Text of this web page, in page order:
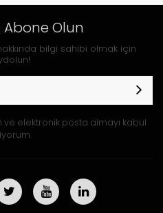
Abone Olun
bilgi sahibi olmak için
ve elektronik posta almayı kabul